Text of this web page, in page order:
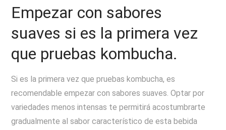
Empezar con sabores
suaves si es la primera vez
que pruebas kombucha.
Si es la primera vez que pruebas kombucha, es
recomendable empezar con sabores suaves. Optar por
variedades menos intensas te permitirá acostumbrarte
gradualmente al sabor característico de esta bebida